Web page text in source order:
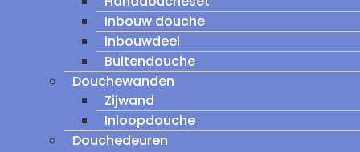
Inbouw douche
inbouwdeel
Buitendouche
Douchewanden
Zijwand
Inloopdouche
Douchedeuren